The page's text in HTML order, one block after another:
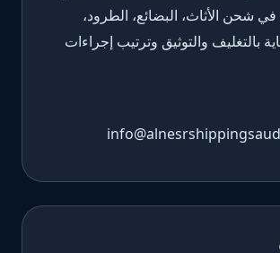
شحن الأثاث، البضائع، الطرود،
بالتغليف والتوثيق وترتيب إجراءات